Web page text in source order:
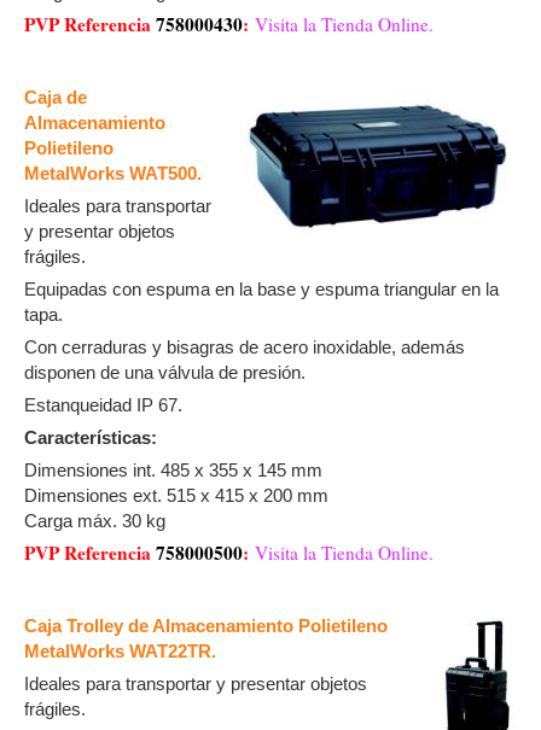
PVP Referencia758000430: Visita la Tienda Online.
Caja de
Almacenamiento
Polietileno
MetalWorks WAT500.
Ideales para transportar
y presentar objetos
frágiles.
Equipadas con espuma en la base y espuma triangular en la
tapa.
Con cerraduras y bisagras de acero inoxidable, además
disponen de una válvula de presión.
Estanqueidad IP 67.
Características:
Dimensiones int. 485 x 355 x 145 mm
Dimensiones ext. 515 x 415 x 200 mm
Carga máx. 30 kg
PVP Referencia758000500: Visita la Tienda Online.
Caja Trolley de Almacenamiento Polietileno
MetalWorks WAT22TR.
Ideales para transportar y presentar objetos
frágiles.